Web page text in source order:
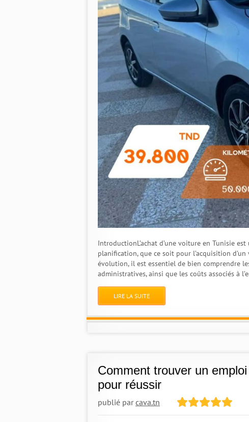
IntroductionL’achat d’une voiture en Tunisie
planification, que ce soit pour l’acquisition
évolution, il est essentiel de bien comprendre
administratives, ainsi que les coûts associés à
LIRE LA SUITE
Comment trouver un
pour réussir
publié parcava.tn